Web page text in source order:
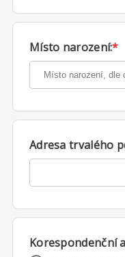
Místo narození:*
Adresa trvalého
Korespondenční